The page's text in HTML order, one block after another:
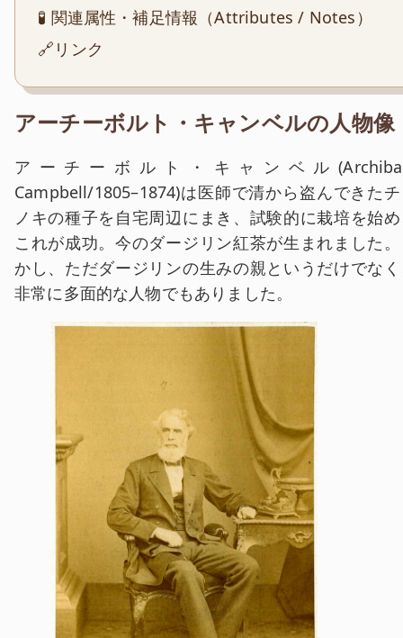
🧪 関連属性・補足情報（Attributes / Notes）
🔗リンク
アーチーボルト・キャンベルの人物像
アーチーボルト・キャンベル
Campbell/1805–1874)は医師で清から盗んできた
ノキの種子を自宅周辺にまき、試験的に栽培を始
これが成功。今のダージリン紅茶が生まれました
かし、ただダージリンの生みの親というだけでな
非常に多面的な人物でもありました。